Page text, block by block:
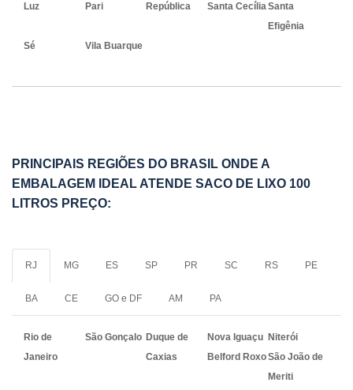
Luz
Pari República Santa CecíliaSanta
Efigênia
Sé
Vila Buarque
PRINCIPAIS REGIÕES DO BRASIL ONDE A
EMBALAGEM IDEAL ATENDE SACO DE LIXO 100
LITROS PREÇO:
RJ MG ES SP PR SC RS PE
BA CE GO e DF AM PA
Rio de
Janeiro
São Gonçalo Duque de
Caxias
Nova Iguaçu Niterói
Belford RoxoSão João de
Meriti